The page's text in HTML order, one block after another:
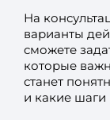
На
варианты
сможете
которые
станет
и какие